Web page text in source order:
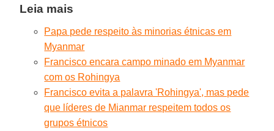
Leia mais
Papa pede respeito às minorias étnicas em
Myanmar
Francisco encara campo minado em Myanmar
com os Rohingya
Francisco evita a palavra 'Rohingya', mas pede
que líderes de Mianmar respeitem todos os
grupos étnicos